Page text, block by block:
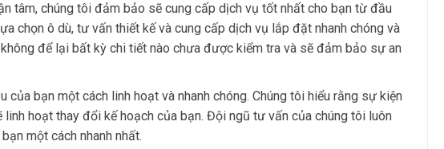
tâm, chúng tôi đảm bảo sẽ cung cấp dịch vụ tốt nhất cho bạn từ đầu
chọn ô dù, tư vấn thiết kế và cung cấp dịch vụ lắp đặt nhanh chóng và
để lại bất kỳ chi tiết nào chưa được kiểm tra và sẽ đảm bảo sự an
bạn một cách linh hoạt và nhanh chóng. Chúng tôi hiểu rằng sự kiện
hoạt thay đổi kế hoạch của bạn. Đội ngũ tư vấn của chúng tôi luôn
một cách nhanh nhất.